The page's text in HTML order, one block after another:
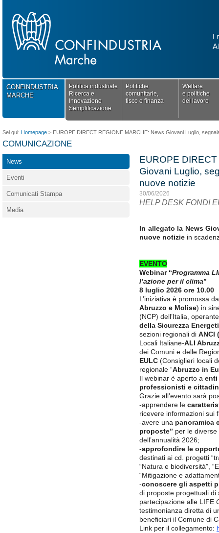
CONFINDUSTRIA
MARCHE
Politica industriale
Ricerca e
Innovazione
Semplificazione
Politiche
comunitarie,
fisco e finanza
Welfare
e politiche
del lavoro
Sei qui: Homepage > EUROPE DIRECT REGIONE MARCHE: News Giovani Luglio,
COMUNICAZIONE
EUROPE
Giovani Luglio,
nuove notizie
30/06/2026
HELP DESK FONDI
In allegato la News
nuove notizie in
EVENTO
Webinar “Programma
l’azione per il clima”
8 luglio 2026 ore 10.00
L’iniziativa è promossa
Abruzzo e Molise) in
(NCP) dell’Italia,
della Sicurezza
sezioni regionali di ANCI
Locali Italiane-ALI
dei Comuni e delle
EULC (Consiglieri locali
regionale “Abruzzo in
Il webinar è aperto a enti
professionisti e
Grazie all’evento sarà
-apprendere le
ricevere informazioni sui
-avere una panoramica
proposte” per le
dell’annualità 2026;
-approfondire le
destinati ai cd. progetti
“Natura e biodiversità”,
“Mitigazione e
-conoscere gli aspetti
di proposte progettuali di
partecipazione alle LIFE
testimonianza diretta di
beneficiari il Comune di
Link per il collegamento:
News
Eventi
Comunicati Stampa
Media